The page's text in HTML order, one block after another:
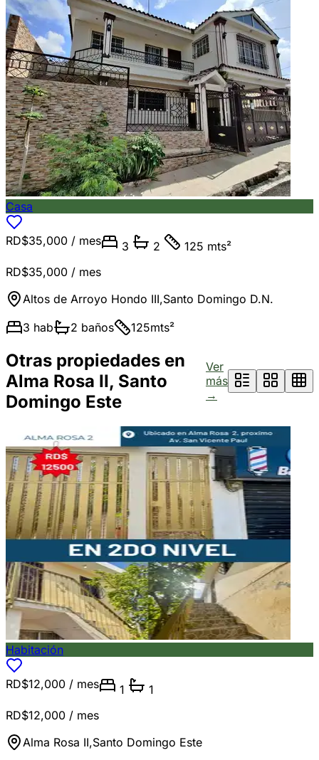
Casa
RD$35,000 / mes 3 2
125 mts²
RD$35,000 / mes
Altos de Arroyo Hondo III,Santo Domingo D.N.
3 hab 2 baños 125mts²
Otras propiedades en
Alma Rosa II, Santo
Domingo Este
Ver
más
→
Habitación
RD$12,000 / mes 1
1
RD$12,000 / mes
Alma Rosa II,Santo Domingo Este